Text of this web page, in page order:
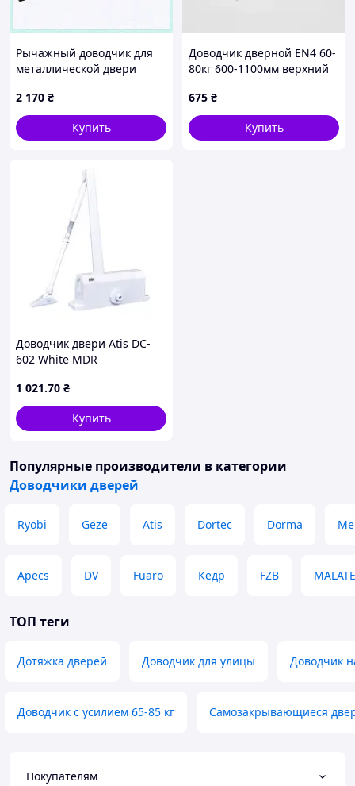
Рычажный доводчик для
металлической двери
2 170 ₴
Купить
Доводчик дверной EN4 60-
80кг 600-1100мм верхний
регулировкой
серебристый
675 ₴
Купить
Доводчик двери Atis DC-
602 White MDR
1 021.70 ₴
Купить
Популярные производители в категории
Доводчики дверей
Ryobi Geze Atis Dortec Dorma
Apecs DV Fuaro Кедр FZB
ТОП теги
Дотяжка дверей Доводчик для улицы Доводчик
Доводчик с усилием 65-85 кг Самозакрывающиеся
Покупателям